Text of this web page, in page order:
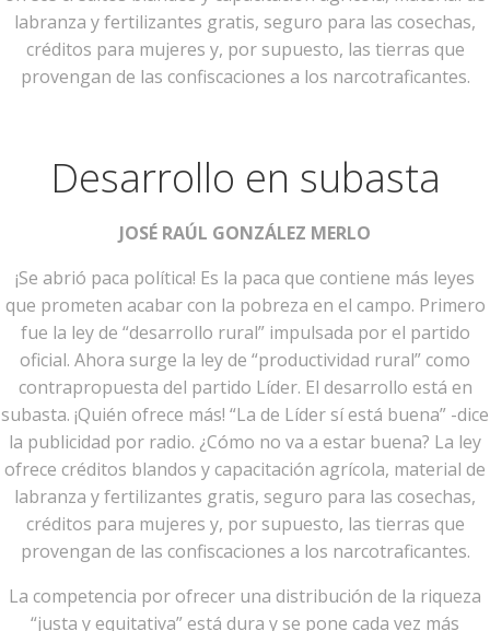
labranza y fertilizantes gratis, seguro para las cosechas,
créditos para mujeres y, por supuesto, las tierras que
provengan de las confiscaciones a los narcotraficantes.
Desarrollo en subasta
JOSÉ RAÚL GONZÁLEZ MERLO
¡Se abrió paca política! Es la paca que contiene más leyes
que prometen acabar con la pobreza en el campo. Primero
fue la ley de “desarrollo rural” impulsada por el partido
oficial. Ahora surge la ley de “productividad rural” como
contrapropuesta del partido Líder. El desarrollo está en
subasta. ¡Quién ofrece más! “La de Líder sí está buena” -dice
la publicidad por radio. ¿Cómo no va a estar buena? La ley
ofrece créditos blandos y capacitación agrícola, material de
labranza y fertilizantes gratis, seguro para las cosechas,
créditos para mujeres y, por supuesto, las tierras que
provengan de las confiscaciones a los narcotraficantes.
La competencia por ofrecer una distribución de la riqueza
“justa y equitativa” está dura y se pone cada vez más